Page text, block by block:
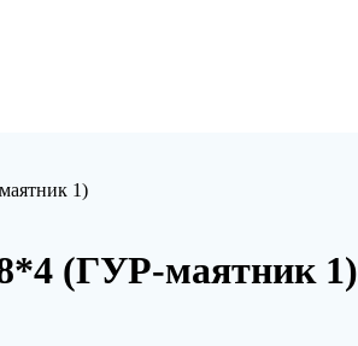
1)
(ГУР-маятник 1)